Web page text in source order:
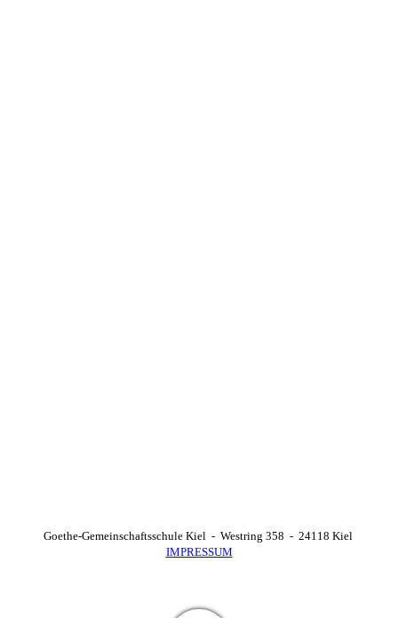
Goethe-Gemeinschaftsschule Kiel - Westring 358 - 24118 Kiel
IMPRESSUM